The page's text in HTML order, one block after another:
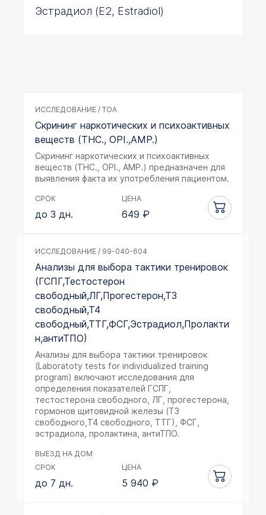
Эстрадиол (E2, Estradiol)
ИССЛЕДОВАНИЕ / TOA
Скрининг наркотических и психоактивных
веществ (THC., OPI.,AMP.)
Скрининг наркотических и психоактивных
веществ (THC., OPI., AMP.) предназначен для
выявления факта их употребления пациентом.
СРОК
до 3 дн.
ЦЕНА
649 ₽
ИССЛЕДОВАНИЕ / 99-040-604
Анализы для выбора тактики тренировок
(ГСПГ,Тестостерон
свободный,ЛГ,Прогестерон,Т3
свободный,Т4
свободный,ТТГ,ФСГ,Эстрадиол,Пролакти
н,антиТПО)
Анализы для выбора тактики тренировок
(Laboratoty tests for individualized training
program) включают исследования для
определения показателей ГСПГ,
тестостерона свободного, ЛГ, прогестерона,
гормонов щитовидной железы (Т3
свободного,Т4 свободного, ТТГ), ФСГ,
эстрадиола, пролактина, антиТПО.
ВЫЕЗД НА ДОМ
СРОК
до 7 дн.
ЦЕНА
5 940 ₽